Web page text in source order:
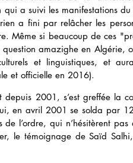
a suivi les manifestations
a fini par relâcher les
Même si beaucoup de ces
amazighe en Algérie,
et linguistiques, et
et officielle en 2016).
2001, s’est greffée la
en avril 2001 se solda par
l’ordre, qui n’hésitèrent
le témoignage de Saïd